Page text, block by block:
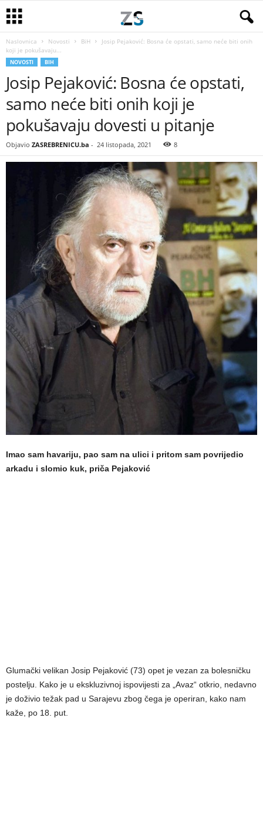
Naslovnica Novosti BiH
Josip Pejaković: Bosna će opstati, samo neće biti onih
koji je pokušavaju...
NOVOSTI BIH
Josip Pejaković: Bosna će opstati,
samo neće biti onih koji je
pokušavaju dovesti u pitanje
Objavio ZASREBRENICU.ba - 24 listopada, 2021 8
Imao sam havariju, pao sam na ulici i pritom sam povrijedio
arkadu i slomio kuk, priča Pejaković
Glumački velikan Josip Pejaković (73) opet je vezan za bolesničku
postelju. Kako je u ekskluzivnoj ispovijesti za „Avaz“ otkrio, nedavno
je doživio težak pad u Sarajevu zbog čega je operiran, kako nam
kaže, po 18. put.